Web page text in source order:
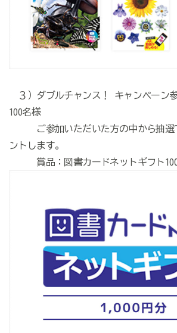
３）ダブルチャンス！ キャンペーン
100名様
ご参加いただいた方の中から抽選
ントします。
賞品：図書カードネットギフト